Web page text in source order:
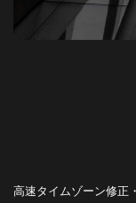
高速タイムゾーン修正